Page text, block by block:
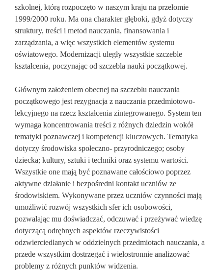
szkolnej, którą rozpoczęto w naszym kraju na przełomie
1999/2000 roku. Ma ona charakter głęboki, gdyż dotyczy
struktury, treści i metod nauczania, finansowania i
zarządzania, a więc wszystkich elementów systemu
oświatowego. Modernizacji uległy wszystkie szczeble
kształcenia, poczynając od szczebla nauki początkowej.
Głównym założeniem obecnej na szczeblu nauczania
początkowego jest rezygnacja z nauczania przedmiotowo-
lekcyjnego na rzecz kształcenia zintegrowanego. System ten
wymaga koncentrowania treści z różnych dziedzin wokół
tematyki poznawczej i kompetencji kluczowych. Tematyka
dotyczy środowiska społeczno- przyrodniczego; osoby
dziecka; kultury, sztuki i techniki oraz systemu wartości.
Wszystkie one mają być poznawane całościowo poprzez
aktywne działanie i bezpośredni kontakt uczniów ze
środowiskiem. Wykonywane przez uczniów czynności mają
umożliwić rozwój wszystkich sfer ich osobowości,
pozwalając mu doświadczać, odczuwać i przeżywać wiedzę
dotyczącą odrębnych aspektów rzeczywistości
odzwierciedlanych w oddzielnych przedmiotach nauczania, a
przede wszystkim dostrzegać i wielostronnie analizować
problemy z różnych punktów widzenia.